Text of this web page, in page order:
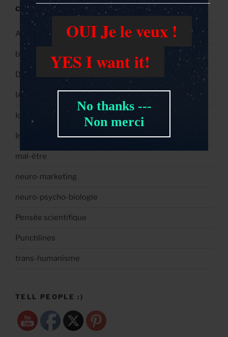
OUI Je le veux !
YES I want it!
No thanks ---
Non merci
CATÉGORIES
Art, humour et autres
biotechnologies
Développement personnel
IA et Big Data
Idéologie, Lobby et lutte d'influence
Influence et Manipulation
mal-être
neuro-marketing
neuro-psycho-biologie
Pensée scientifique
Punchlines
trans-humanisme
TELL PEOPLE :)